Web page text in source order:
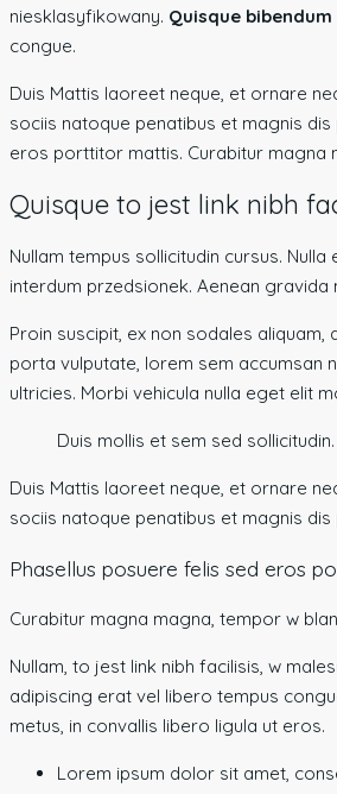
niesklasyfikowany. Quisque
congue.
Duis Mattis laoreet neque, et ornare
sociis natoque penatibus et magnis
eros porttitor mattis. Curabitur magna
Quisque to jest link nibh
Nullam tempus sollicitudin cursus.
interdum przedsionek. Aenean
Proin suscipit, ex non sodales
porta vulputate, lorem sem accumsan
ultricies. Morbi vehicula nulla eget elit
Duis mollis et sem sed
Duis Mattis laoreet neque, et ornare
sociis natoque penatibus et magnis
Phasellus posuere felis sed eros
Curabitur magna magna, tempor w
Nullam, to jest link nibh facilisis, w
adipiscing erat vel libero tempus
metus, in convallis libero ligula ut eros.
Lorem ipsum dolor sit amet,